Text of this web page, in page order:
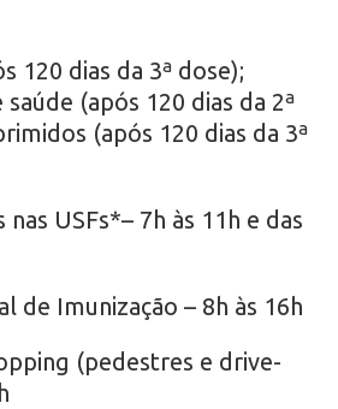
120 dias da 3ª dose);
(após 120 dias da 2ª
(após 120 dias da 3ª
nas USFs*– 7h às 11h e das
de Imunização – 8h às 16h
(pedestres e drive-